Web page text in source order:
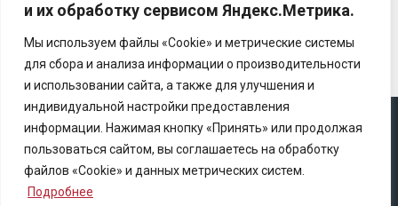
и их обработку сервисом Яндекс.Метрика.
Мы используем файлы «Cookie» и метрические системы
для сбора и анализа информации о производительности
и использовании сайта, а также для улучшения и
индивидуальной настройки предоставления
информации. Нажимая кнопку «Принять» или продолжая
пользоваться сайтом, вы соглашаетесь на обработку
файлов «Cookie» и данных метрических систем.
Подробнее
Белгорода до Владивостока и Якутска…
Copyright © 2025 Ассоциация «Некоммерческого
партнерство содействия развитию страхового рынка
«Центр страховой безопасности»